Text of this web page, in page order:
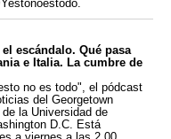
escándalo. Qué pasa
e Italia. La cumbre de
no es todo", el pódcast
del Georgetown
la Universidad de
D.C. Está